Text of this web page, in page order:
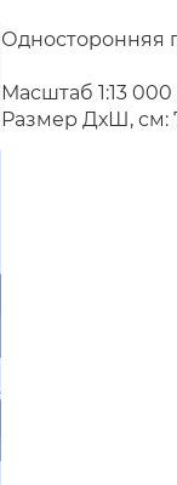
Односторонняя
Масштаб 1:13
Размер ДхШ, см: